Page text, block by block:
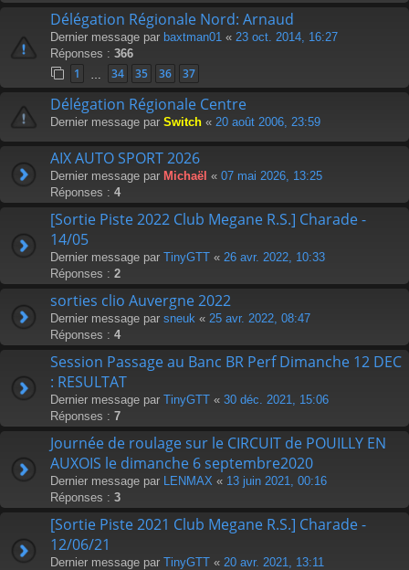
Délégation Régionale Nord: Arnaud
Dernier message par baxtman01 « 23 oct. 2014, 16:27
Réponses : 366
1 34 35 36 37
Délégation Régionale Centre
Dernier message par Switch « 20 août 2006, 23:59
AIX AUTO SPORT 2026
Dernier message par Michaël « 07 mai 2026, 13:25
Réponses : 4
[Sortie Piste 2022 Club Megane R.S.] Charade -
14/05
Dernier message par TinyGTT « 26 avr. 2022, 10:33
Réponses : 2
sorties clio Auvergne 2022
Dernier message par sneuk « 25 avr. 2022, 08:47
Réponses : 4
Session Passage au Banc BR Perf Dimanche 12 DEC
: RESULTAT
Dernier message par TinyGTT « 30 déc. 2021, 15:06
Réponses : 7
Journée de roulage sur le CIRCUIT de POUILLY EN
AUXOIS le dimanche 6 septembre2020
Dernier message par LENMAX « 13 juin 2021, 00:16
Réponses : 3
[Sortie Piste 2021 Club Megane R.S.] Charade -
12/06/21
Dernier message par TinyGTT « 20 avr. 2021, 13:11